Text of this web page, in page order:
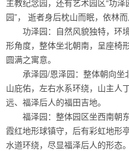
园”， 逝者身后枕山而眠，依林
功泽园：自然风貌独特，环
形角度，整体坐北朝南，呈座椅
圆满之寓意。
承泽园/恩泽园：整体朝向
山庇佑，左右水系环绕，山主人
远、福泽后人的福田吉地。
福泽园：整体园区坐西南朝
霞红地形球镇守，后有彩虹地形
水道环绕，尽显福泽后人的形态